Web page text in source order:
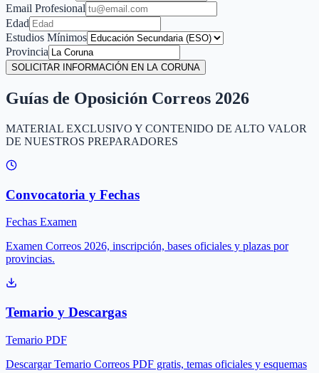
Email Profesional
Edad
Estudios Mínimos
Provincia
SOLICITAR INFORMACIÓN EN LA CORUNA
Guías de Oposición Correos 2026
MATERIAL EXCLUSIVO Y CONTENIDO DE ALTO VALOR
DE NUESTROS PREPARADORES
Convocatoria y Fechas
Fechas Examen
Examen Correos 2026, inscripción, bases oficiales y plazas por
provincias.
Temario y Descargas
Temario PDF
Descargar Temario Correos PDF gratis, temas oficiales y esquemas